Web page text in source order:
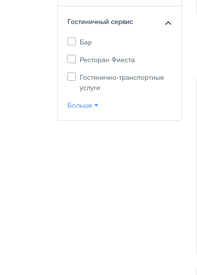
Гостиничный сервис
Бар
Ресторан Фиеста
Гостинично-транспортные
услуги
Больше